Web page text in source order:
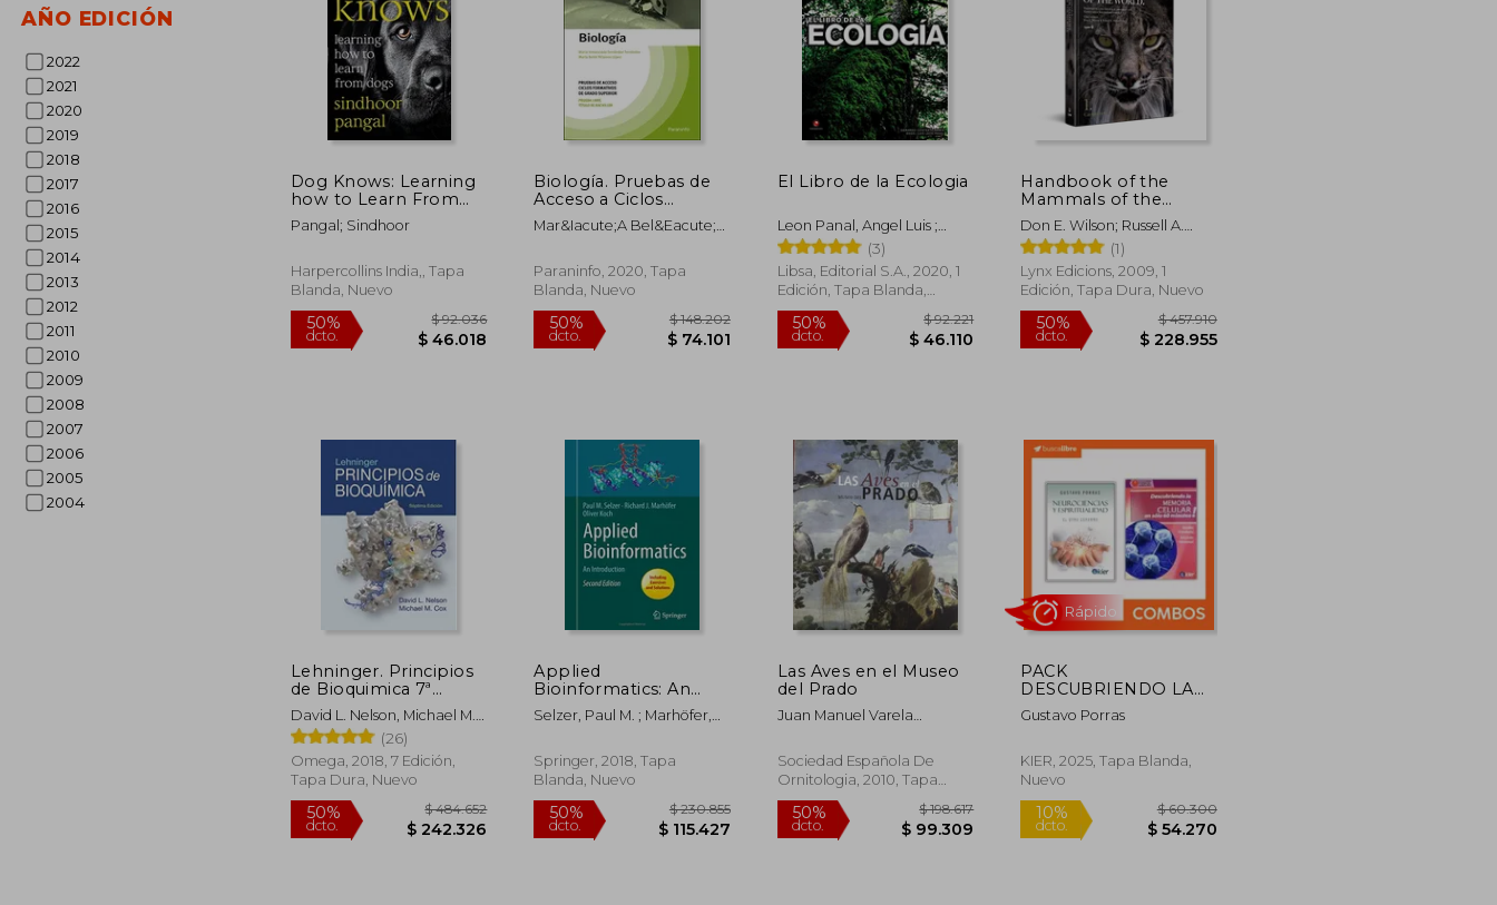
AÑO EDICIÓN
2022
2021
2020
2019
2018
2017
2016
2015
2014
2013
2012
2011
2010
2009
2008
2007
2006
2005
2004
dcto. $ 94.254 dcto. $ 52.371 dcto. $ 56.281
Dog Knows: Learning
how to Learn From
Dogs
Pangal; Sindhoor
Harpercollins India,, Tapa
Blanda, Nuevo
50%
dcto.
$ 92.036
$ 46.018
Biología. Pruebas de
Acceso a Ciclos
Formativos de Grado
Superior
Mar&Iacute;A Bel&Eacute;N
L&Oacute;Pez;
Mar&Iacute;A Inmaculada
Fern&Aacute;Ndez
Fern&Aacute;Ndez
Paraninfo, 2020, Tapa
Blanda, Nuevo
50%
dcto.
$ 148.202
$ 74.101
El Libro de la Ecologia
Leon Panal, Angel Luis ;
Costea Llabres, Gerardo
(3)
Libsa, Editorial S.A., 2020, 1
Edición, Tapa Blanda,
Nuevo
dcto.
$ 92.221
$ 46.110
Handbook of the
Mammals of the
World. Volume 1:
Carnivores (en Inglés)
Don E. Wilson; Russell A.
Mittermeier (ed.); Toni
Llobet (ill.)
(1)
Lynx Edicions, 2009, 1
Edición, Tapa Dura, Nuevo
50%
Lehninger. Principios
de Bioquimica 7ª
Edicion
David L. Nelson, Michael M.
Cox
(26)
Omega, 2018, 7 Edición,
Tapa Dura, Nuevo
Applied
Bioinformatics: An
Introduction (en
Inglés)
Selzer, Paul M. ; Marhöfer,
Springer, 2018, Tapa
Blanda, Nuevo
Las Aves en el Museo
del Prado
Juan Manuel Varela
Cano,Gerardo Orellana
Sociedad Española De
Ornitologia, 2010, Tapa
Dura, Nuevo
PACK
DESCUBRIENDO LA
MEMORIA CELULAR
EN SÓLO 60
NEUROCIENCIAS Y
ESPIRITUALIDAD
Gustavo Porras
KIER, 2025, Tapa Blanda,
Nuevo